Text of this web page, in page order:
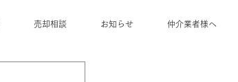
売却相談 お知らせ 仲介業者様へ